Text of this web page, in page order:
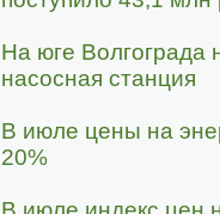
На юге Волгограда
насосная станция
В июле цены на
20%